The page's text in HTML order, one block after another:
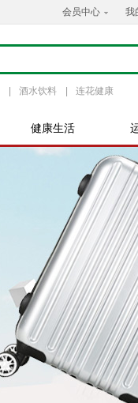
会员中心 我
酒水饮料 连花健康
健康生活